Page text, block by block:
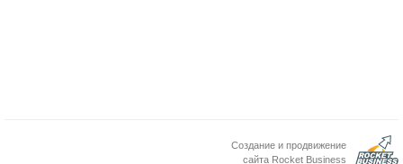
Создание и продвижение
сайта Rocket Business